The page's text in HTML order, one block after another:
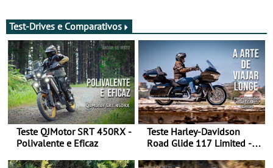
Test-Drives e Comparativos
Teste QJMotor SRT 450RX -
Polivalente e Eficaz
Teste Harley-Davidson
Road Glide 117 Limited - A